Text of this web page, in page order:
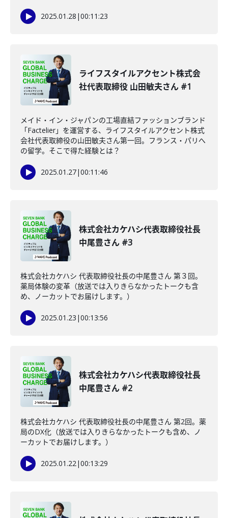
2025.01.28 |00:11:23
ライフスタイルアクセント株式会
社代表取締役 山田敏夫さん #1
メイド・イン・ジャパンの工場直結ファッションブランド
「Factelier」を運営する、ライフスタイルアクセント株式
会社代表取締役の山田敏夫さん第一回。フランス・パリへ
の留学。そこで得た経験とは？
2025.01.27|00:11:46
株式会社カケハシ代表取締役社長
中尾豊さん #3
株式会社カケハシ 代表取締役社長の中尾豊さん 第３回。
薬局体験の変革（放送では入りきらなかったトークも含
め、ノーカットでお届けします。）
2025.01.23 |00:13:56
株式会社カケハシ代表取締役社長
中尾豊さん #2
株式会社カケハシ 代表取締役社長の中尾豊さん 第2回。薬
局のDX化（放送では入りきらなかったトークも含め、ノ
ーカットでお届けします。）
2025.01.22|00:13:29